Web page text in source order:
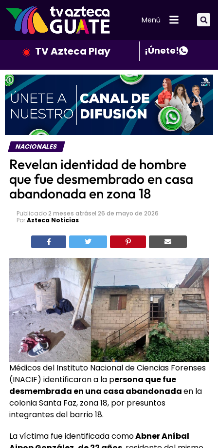
Menú
TV Azteca Play ¡Únete!
NACIONALES
Revelan identidad de hombre
que fue desmembrado en casa
abandonada en zona 18
Publicado2 meses atrásel 26 de mayo de 2026
PorAzteca Noticias
Médicos del Instituto Nacional de Ciencias Forenses
(INACIF) identificaron a la persona que fue
desmembrada en una casa abandonadaen la
colonia Santa Faz, zona 18, por presuntos
integrantes del barrio 18.
La víctima fue identificada comoAbner Aníbal